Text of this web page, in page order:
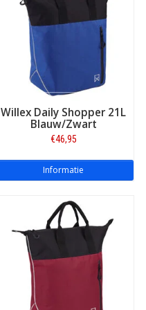
Willex Daily Shopper 21L
Blauw/Zwart
€46,95
Informatie